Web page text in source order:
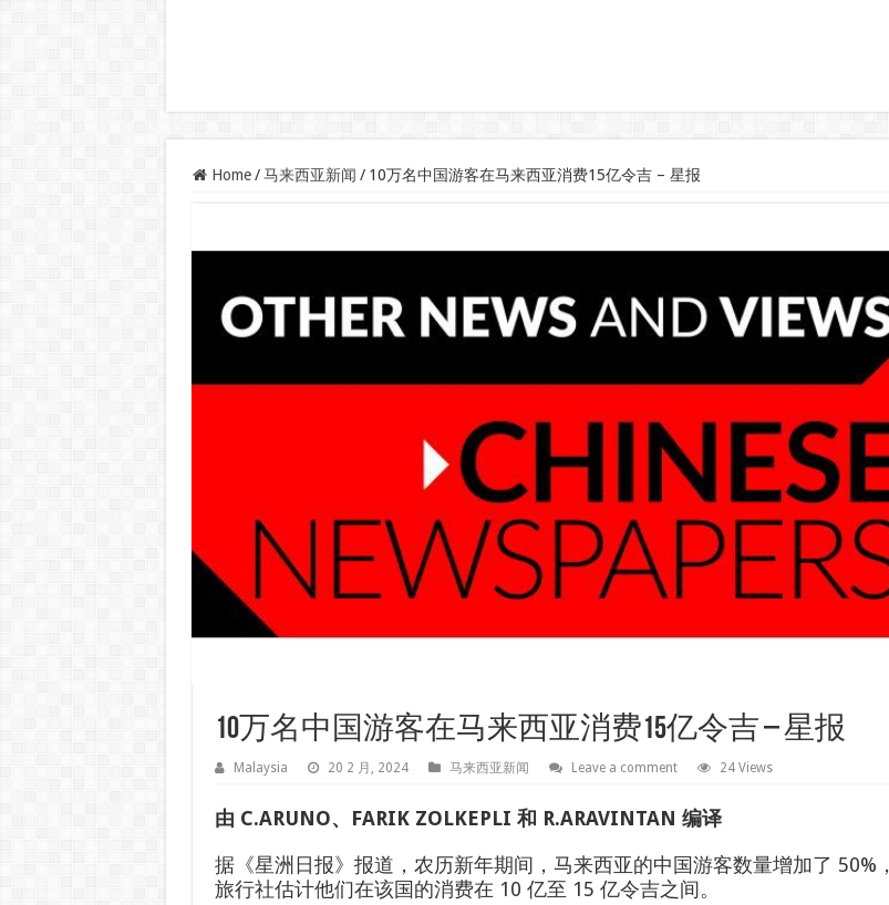
Home / 马来西亚新闻 / 10万名中国游客在马来西亚消费15亿令吉 – 星报
10万名中国游客在马来西亚消费15亿令吉 – 星报
Malaysia 20 2 月, 2024 马来西亚新闻 Leave a comment 24 Views
由 C.ARUNO、FARIK ZOLKEPLI 和 R.ARAVINTAN 编译
据《星洲日报》报道，农历新年期间，马来西亚的中国游客数量增加了 50%，
旅行社估计他们在该国的消费在 10 亿至 15 亿令吉之间。